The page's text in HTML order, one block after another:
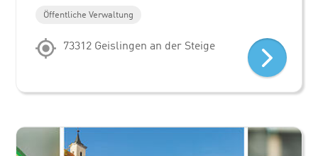
Öffentliche Verwaltung
73312 Geislingen an der Steige